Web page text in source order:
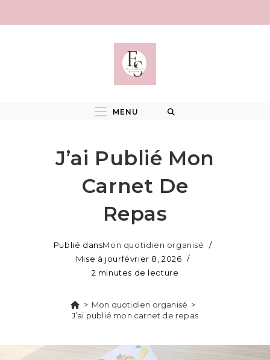
MENU
J’ai Publié Mon
Carnet De
Repas
Publié dansMon quotidien organisé
Mise à jourfévrier 8, 2026
2 minutes de lecture
> Mon quotidien organisé >
J’ai publié mon carnet de repas